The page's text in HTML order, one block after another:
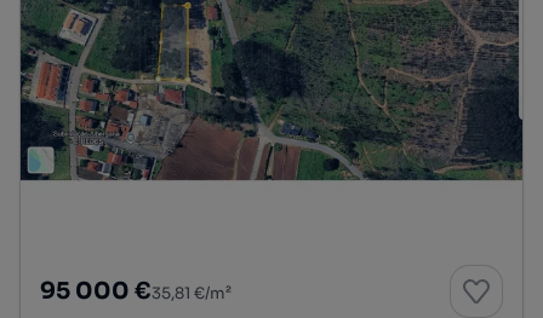
95 000 €35,81 €/m²